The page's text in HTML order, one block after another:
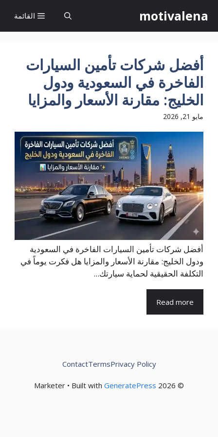
إلى
المحتوى
motivalena القائمة
أفضل شركات تأمين السيارات
الفاخرة في السعودية ودول
الخليج: مقارنة الأسعار والمزايا
مايو 21, 2026
أفضل شركات تأمين السيارات الفاخرة في السعودية
ودول الخليج: مقارنة الأسعار والمزايا هل فكرت يوماً في
التكلفة الحقيقية لحماية سيارتك...
Read more
© 2026 Marketer • Built with
GeneratePress
Privacy Policy
Terms
Contact